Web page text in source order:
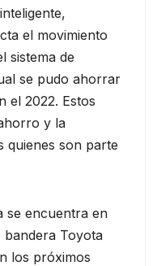
el movimiento
sistema de
se pudo ahorrar
el 2022. Estos
y la
quienes son parte
se encuentra en
bandera Toyota
los próximos